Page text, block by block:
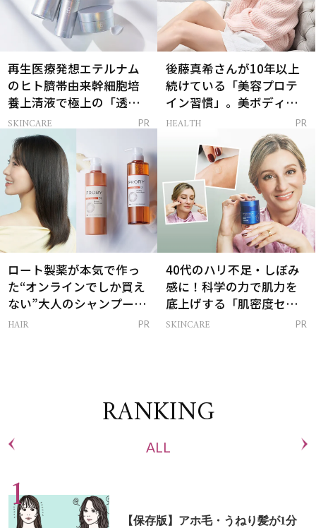
再生医療発想エテルナム
のヒト臍帯由来幹細胞培
養上清液で極上の「透明
感ハリ肌」へ
SKINCARE PR
後藤真希さんが10年以上
続けている「美容プロテ
イン習慣」。美ボディを
支える朝ルーティンと
HEALTH PR
ロート製薬が本気で作っ
た“オンラインでしか買え
ない”大人のシャンプー＆
トリートメントって？
HAIR PR
40代のハリ不足・しぼみ
感に！科学の力で肌力を
底上げする「肌密度セラ
ム」
SKINCARE PR
RANKING
ALL
【保存版】アホ毛・うねり髪が1分